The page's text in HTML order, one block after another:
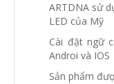
ARTDNA sử
LED của Mỹ
Cài đặt ngữ
Androi và IOS
Sản phẩm